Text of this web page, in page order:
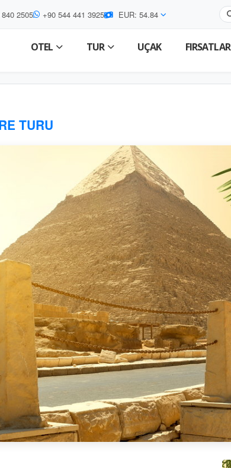
2505 +90 544 441 3925 EUR: 54.84
OTEL TUR UÇAK FIRSATLAR
TURU